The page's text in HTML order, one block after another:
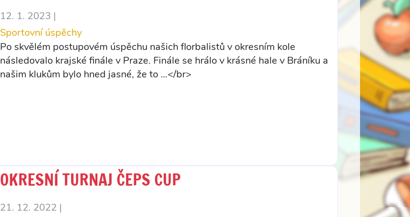
12. 1. 2023 |
Sportovní úspěchy
Po skvělém postupovém úspěchu našich florbalistů v okresním kole
následovalo krajské finále v Praze. Finále se hrálo v krásné hale v Bráníku a
našim klukům bylo hned jasné, že to …</br>
OKRESNÍ TURNAJ ČEPS CUP
21. 12. 2022 |